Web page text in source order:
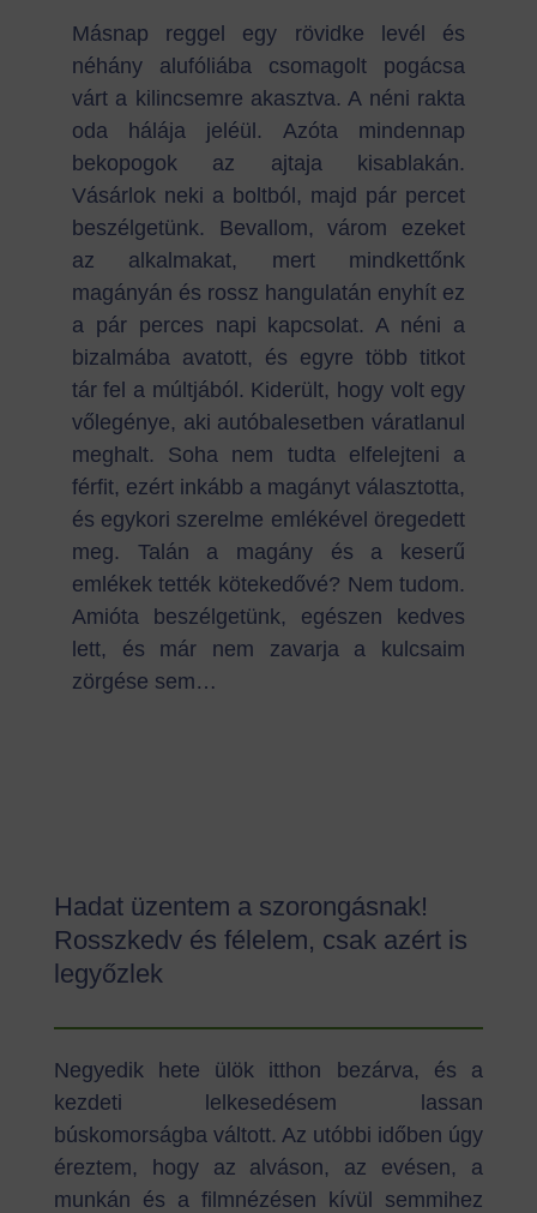
Másnap reggel egy rövidke levél és
néhány alufóliába csomagolt pogácsa
várt a kilincsemre akasztva. A néni rakta
oda hálája jeléül. Azóta mindennap
bekopogok az ajtaja kisablakán.
Vásárlok neki a boltból, majd pár percet
beszélgetünk. Bevallom, várom ezeket
az alkalmakat, mert mindkettőnk
magányán és rossz hangulatán enyhít ez
a pár perces napi kapcsolat. A néni a
bizalmába avatott, és egyre több titkot
tár fel a múltjából. Kiderült, hogy volt egy
vőlegénye, aki autóbalesetben váratlanul
meghalt. Soha nem tudta elfelejteni a
férfit, ezért inkább a magányt választotta,
és egykori szerelme emlékével öregedett
meg. Talán a magány és a keserű
emlékek tették kötekedővé? Nem tudom.
Amióta beszélgetünk, egészen kedves
lett, és már nem zavarja a kulcsaim
zörgése sem…
Hadat üzentem a szorongásnak!
Rosszkedv és félelem, csak azért is
legyőzlek
Negyedik hete ülök itthon bezárva, és a
kezdeti lelkesedésem lassan
búskomorságba váltott. Az utóbbi időben úgy
éreztem, hogy az alváson, az evésen, a
munkán és a filmnézésen kívül semmihez